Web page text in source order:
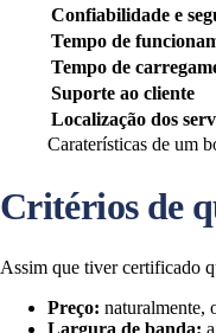
Confiabilidade e
Tempo de
Tempo de
Suporte ao cliente
Localização dos
Caraterísticas de um
Critérios de
Assim que tiver certificado
Preço: naturalmente,
Largura de banda: